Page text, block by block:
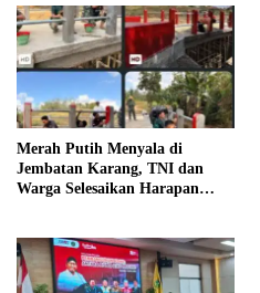
Merah Putih Menyala di
Jembatan Karang, TNI dan
Warga Selesaikan Harapan